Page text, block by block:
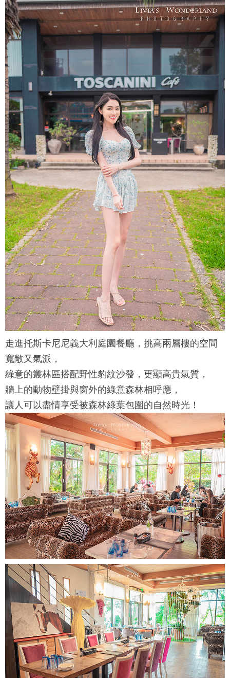
走進托斯卡尼尼義大利庭園餐廳 ，挑高兩層樓的空間
寬敞又氣派，
綠意的叢林區搭配野性豹紋沙發，更顯高貴氣質，
牆上的動物壁掛與窗外的綠意森林相呼應，
讓人可以盡情享受被森林綠葉包圍的自然時光！